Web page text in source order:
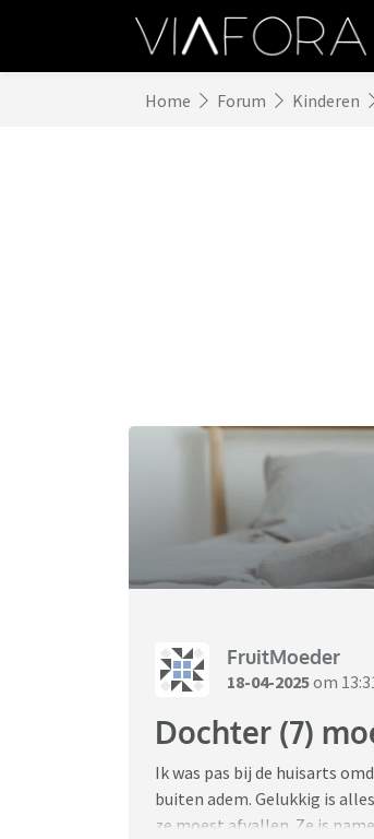
Home Forum Kinderen
FruitMoeder
18-04-2025om
Dochter (7)
Ik was pas bij de huisarts
buiten adem. Gelukkig is
ze moest afvallen. Ze is